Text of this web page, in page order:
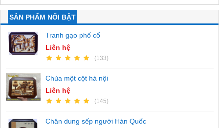
SẢN PHẨM NỔI BẬT
Tranh gạo phố cổ
Liên hệ
(133)
Chùa một cột hà nội
Liên hệ
(145)
Chân dung sếp người Hàn Quốc